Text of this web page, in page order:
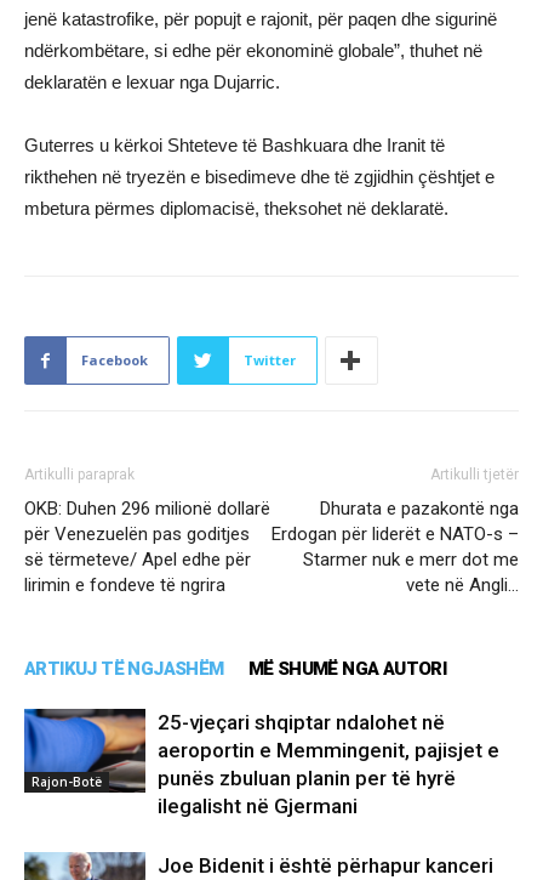
jenë katastrofike, për popujt e rajonit, për paqen dhe sigurinë
ndërkombëtare, si edhe për ekonominë globale”, thuhet në
deklaratën e lexuar nga Dujarric.
Guterres u kërkoi Shteteve të Bashkuara dhe Iranit të
rikthehen në tryezën e bisedimeve dhe të zgjidhin çështjet e
mbetura përmes diplomacisë, theksohet në deklaratë.
Facebook Twitter
Artikulli paraprak
OKB: Duhen 296 milionë dollarë
për Venezuelën pas goditjes
së tërmeteve/ Apel edhe për
lirimin e fondeve të ngrira
Artikulli tjetër
Dhurata e pazakontë nga
Erdogan për liderët e NATO-s –
Starmer nuk e merr dot me
vete në Angli…
ARTIKUJ TË NGJASHËM MË SHUMË NGA AUTORI
Rajon-Botë
25-vjeçari shqiptar ndalohet në
aeroportin e Memmingenit, pajisjet e
punës zbuluan planin per të hyrë
ilegalisht në Gjermani
Joe Bidenit i është përhapur kanceri